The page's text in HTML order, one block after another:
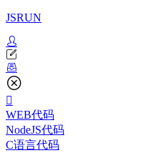
JSRUN
WEB代码
NodeJS代码
C语言代码